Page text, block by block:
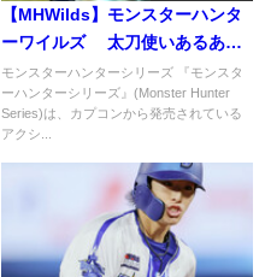
【MHWilds】モンスターハンタ
ーワイルズ 太刀使いあるある
【モンハン：MHWIB】
モンスターハンターシリーズ 『モンスタ
ーハンターシリーズ』(Monster Hunter
Series)は、カプコンから発売されている
アクシ...